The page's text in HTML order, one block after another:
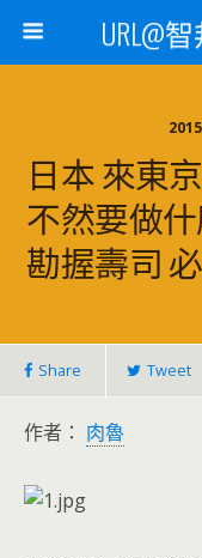
URL@
日本 來東
不然要做
勘握壽司
Share Tweet
作者： 肉魯